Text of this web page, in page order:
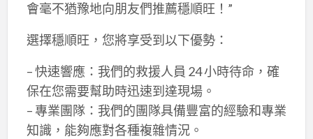
會毫不猶豫地向朋友們推薦穩順旺！”
選擇穩順旺，您將享受到以下優勢：
– 快速響應：我們的救援人員 24 小時待命，確
保在您需要幫助時迅速到達現場。
– 專業團隊：我們的團隊具備豐富的經驗和專業
知識，能夠應對各種複雜情況。